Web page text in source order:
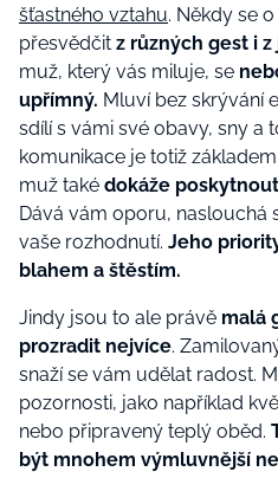
šťastného vztahu. Někdy se
přesvědčit z různých gest i
muž, který vás miluje, se
upřímný. Mluví bez skrývání
sdílí s vámi své obavy, sny a
komunikace je totiž
muž také dokáže
Dává vám oporu, naslouchá
vaše rozhodnutí. Jeho
blahem a štěstím.
Jindy jsou to ale právě malá
prozradit nejvíce.
snaží se vám udělat radost.
pozornosti, jako například
nebo připravený teplý oběd.
být mnohem výmluvnější